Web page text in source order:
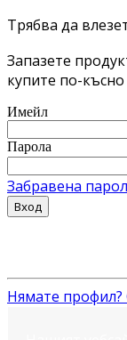
Трябва да
Запазете
купите по-
Имейл
Парола
Забравена
Вход
Нямате профил?